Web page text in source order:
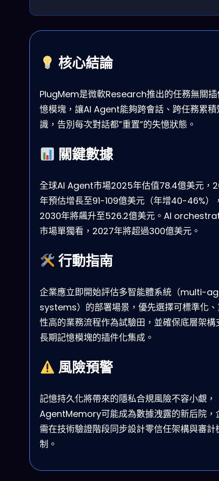
核心結論
PlugMem是微軟Research推出的任務無關插
憶模塊，讓AI Agent能夠跨會話、跨任務累積
識，告別每次對話都”重置”的失憶狀態。
關鍵數據
全球AI Agent市場2025年估值78.4億美元，
年預估增長至91-109億美元（年增40-46%）
2030年將飆升至526.2億美元。AI
市場單獨看，2027年將超過300億美元。
行動指南
企業應立即開始評估多智能體系統（multi-
systems）的部署場景，優先選擇可標準化
性高的業務流程作為試驗田，並確保底層架構
長期記憶模塊的插件化集成。
風險預警
記憶持久化將帶來的隱私合規風險不容小覷，
AgentMemory可能成為數據洩露的新后院，
需在技術驗證階段同步設計零信任架構與審計
制。